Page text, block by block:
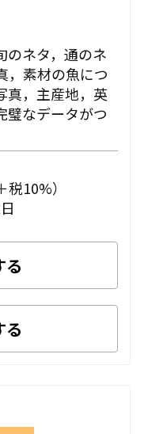
のネタ，通のネ
素材の魚につ
真，主産地，英
璧なデータがつ
10%）
る
る